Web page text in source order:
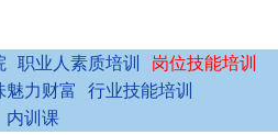
职业人素质培训
岗位技能培训
魅力财富
行业技能培训
内训课